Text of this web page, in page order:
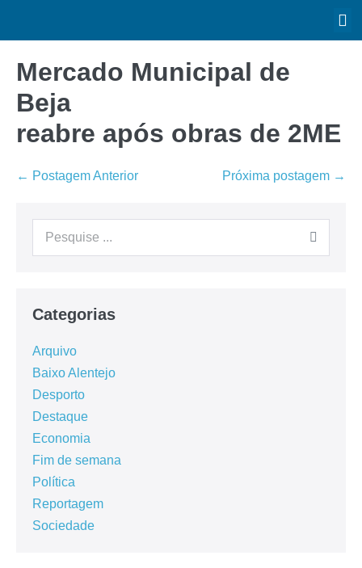
Mercado Municipal de
Beja
reabre após obras de 2ME
← Postagem Anterior Próxima postagem →
Categorias
Arquivo
Baixo Alentejo
Desporto
Destaque
Economia
Fim de semana
Política
Reportagem
Sociedade